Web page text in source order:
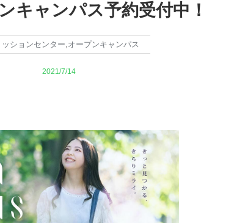
キャンパス予約受付中！
2021/7/14
ッションセンター,オープンキャンパス